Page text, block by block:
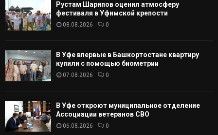
Рустам Шарипов оценил атмосферу
фестиваля в Уфимской крепости
08.08.2026 0
В Уфе впервые в Башкортостане квартиру
купили с помощью биометрии
07.08.2026 0
В Уфе откроют муниципальное отделение
Ассоциации ветеранов СВО
06.08.2026 0